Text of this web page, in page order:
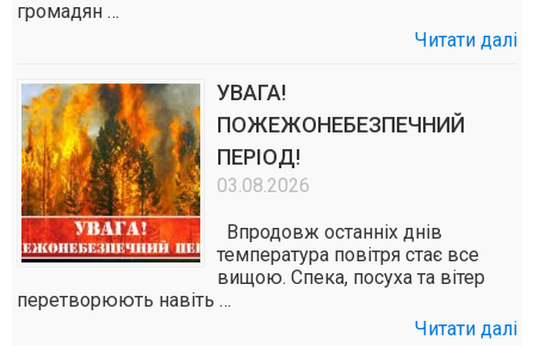
громадян …
Читати далі
УВАГА!
ПОЖЕЖОНЕБЕЗПЕЧНИЙ
ПЕРІОД!
03.08.2026
Впродовж останніх днів
температура повітря стає все
вищою. Спека, посуха та вітер
перетворюють навіть …
Читати далі